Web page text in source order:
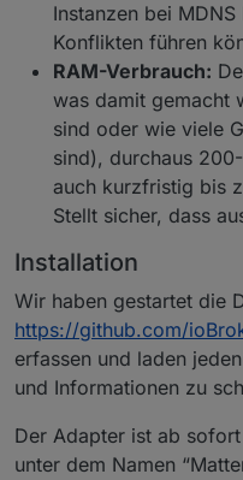
Instanzen bei
Konflikten führen
RAM-Verbrauch:
was damit gemacht
sind oder wie viele
sind), durchaus
auch kurzfristig bis
Stellt sicher, dass
Installation
Wir haben gestartet die
https://github.com/
erfassen und laden
und Informationen zu
Der Adapter ist ab
unter dem Namen